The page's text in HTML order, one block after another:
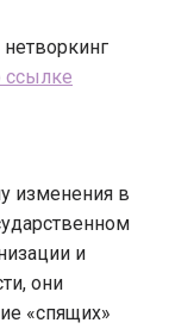
ссылке
изменения в
и
они
«спящих»